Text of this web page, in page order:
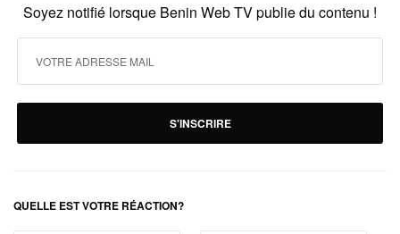
Soyez notifié lorsque Benin Web TV publie du contenu !
S'INSCRIRE
QUELLE EST VOTRE RÉACTION?